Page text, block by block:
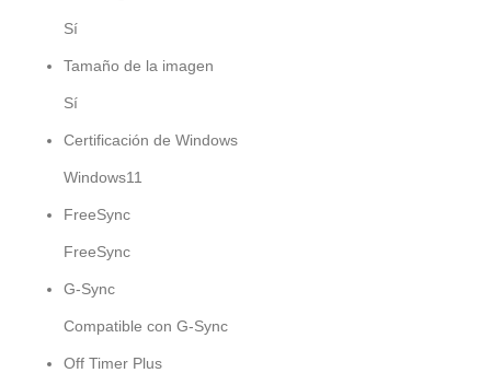
Sí
Tamaño de la imagen
Sí
Certificación de Windows
Windows11
FreeSync
FreeSync
G-Sync
Compatible con G-Sync
Off Timer Plus